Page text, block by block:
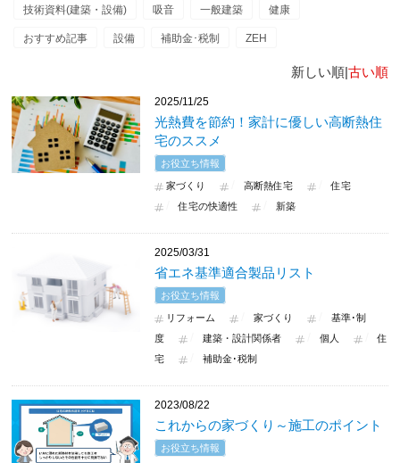
技術資料(建築・設備) 吸音 一般建築 健康
おすすめ記事 設備 補助金･税制 ZEH
新しい順|古い順
2025/11/25
光熱費を節約！家計に優しい高断熱住
宅のススメ
お役立ち情報
家づくり 高断熱住宅
住宅
住宅の快適性
新築
2025/03/31
省エネ基準適合製品リスト
お役立ち情報
リフォーム 家づくり
基準･制
度
建築・設計関係者 個人
住
宅
補助金･税制
2023/08/22
これからの家づくり～施工のポイント
お役立ち情報